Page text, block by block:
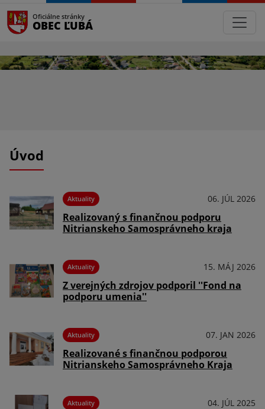
Oficiálne stránky
OBEC ĽUBÁ
Úvod
Aktuality 06. JÚL 2026
Realizovaný s finančnou podporu
Nitrianskeho Samosprávneho kraja
Aktuality 15. MÁJ 2026
Z verejných zdrojov podporil ''Fond na
podporu umenia''
Aktuality 07. JAN 2026
Realizované s finančnou podporou
Nitrianskeho Samosprávneho Kraja
Aktuality 04. JÚL 2025